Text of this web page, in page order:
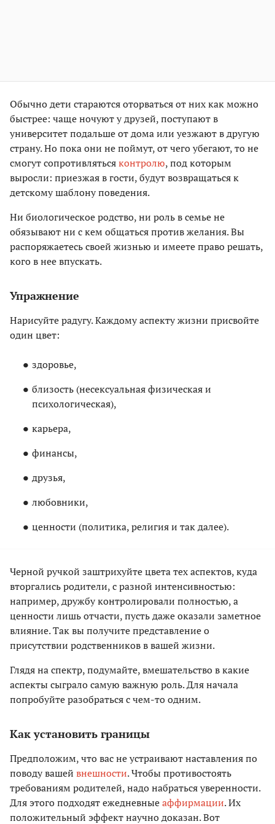
Обычно дети стараются оторваться от них как можно
быстрее: чаще ночуют у друзей, поступают в
университет подальше от дома или уезжают в другую
страну. Но пока они не поймут, от чего убегают, то не
смогут сопротивлятьсяконтролю, под которым
выросли: приезжая в гости, будут возвращаться к
детскому шаблону поведения.
Ни биологическое родство, ни роль в семье не
обязывают ни с кем общаться против желания. Вы
распоряжаетесь своей жизнью и имеете право решать,
кого в нее впускать.
Упражнение
Нарисуйте радугу. Каждому аспекту жизни присвойте
один цвет:
здоровье,
близость (несексуальная физическая и
психологическая),
карьера,
финансы,
друзья,
любовники,
ценности (политика, религия и так далее).
Черной ручкой заштрихуйте цвета тех аспектов, куда
вторгались родители, с разной интенсивностью:
например, дружбу контролировали полностью, а
ценности лишь отчасти, пусть даже оказали заметное
влияние. Так вы получите представление о
присутствии родственников в вашей жизни.
Глядя на спектр, подумайте, вмешательство в какие
аспекты сыграло самую важную роль. Для начала
попробуйте разобраться с чем-то одним.
Как установить границы
Предположим, что вас не устраивают наставления по
поводу вашей внешности. Чтобы противостоять
требованиям родителей, надо набраться уверенности.
Для этого подходят ежедневныеаффирмации. Их
положительный эффект научно доказан. Вот